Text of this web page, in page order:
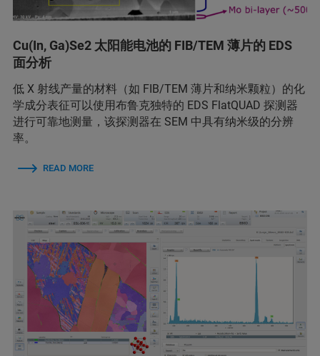
Cu(In, Ga)Se2 太阳能电池的 FIB/TEM 薄片的 EDS
面分析
低 X 射线产量的材料（如 FIB/TEM 薄片和纳米颗粒）的化
学成分表征可以使用布鲁克独特的 EDS FlatQUAD 探测器
进行可靠地测量，该探测器在 SEM 中具有纳米级的分辨
率。
READ MORE